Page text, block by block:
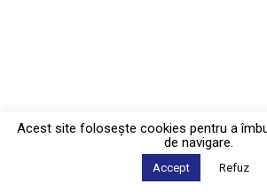
Acest site foloseşte cookies pentru a
de navigare.
Accept Refuz